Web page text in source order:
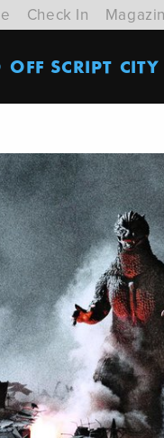
Check In
OFF SCRIPT CITY